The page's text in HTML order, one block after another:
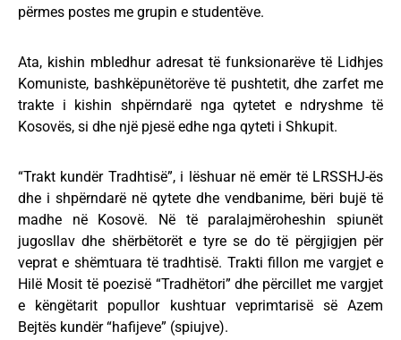
përmes postes me grupin e studentëve.
Ata, kishin mbledhur adresat të funksionarëve të Lidhjes
Komuniste, bashkëpunëtorëve të pushtetit, dhe zarfet me
trakte i kishin shpërndarë nga qytetet e ndryshme të
Kosovës, si dhe një pjesë edhe nga qyteti i Shkupit.
“Trakt kundër Tradhtisë”, i lëshuar në emër të LRSSHJ-ës
dhe i shpërndarë në qytete dhe vendbanime, bëri bujë të
madhe në Kosovë. Në të paralajmëroheshin spiunët
jugosllav dhe shërbëtorët e tyre se do të përgjigjen për
veprat e shëmtuara të tradhtisë. Trakti fillon me vargjet e
Hilë Mosit të poezisë “Tradhëtori” dhe përcillet me vargjet
e këngëtarit popullor kushtuar veprimtarisë së Azem
Bejtës kundër “hafijeve” (spiujve).